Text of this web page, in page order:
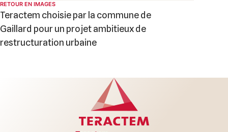
RETOUR EN IMAGES
Teractem choisie par la commune de
Gaillard pour un projet ambitieux de
restructuration urbaine